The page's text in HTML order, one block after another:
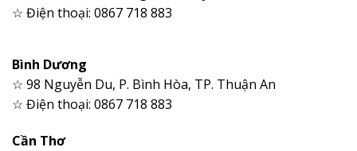
☆ Điện thoại: 0867 718 883
Bình Dương
☆ 98 Nguyễn Du, P. Bình Hòa, TP. Thuận An
☆ Điện thoại: 0867 718 883
Cần Thơ